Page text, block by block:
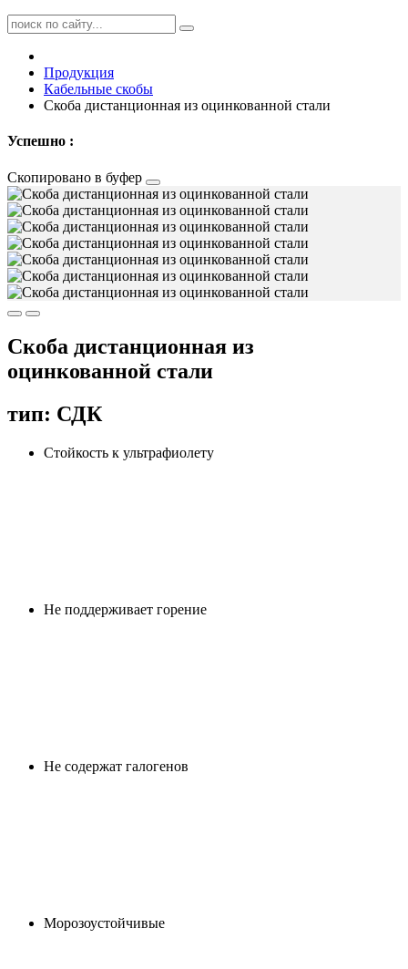
Продукция
Кабельные скобы
Скоба дистанционная из оцинкованной стали
Успешно :
Скопировано в буфер
Скоба дистанционная из
оцинкованной стали
тип: СДК
Стойкость к ультрафиолету
Не поддерживает горение
Не содержат галогенов
Морозоустойчивые